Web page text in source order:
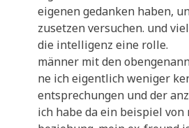
eige­nen gedan­ken haben,
zu­set­zen ver­su­chen. und
die intel­li­genz eine rolle.
män­ner mit den
ne ich eigent­lich weni­ger
ent­spre­chun­gen und der
ich habe da ein bei­spiel